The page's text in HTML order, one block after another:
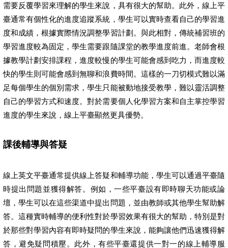
需要反覆學習來理解的學生來說，具有很大的幫助。此外，線上平
臺通常有個性化的進度追蹤系統，學生可以實時查看自己的學習進
度和成績，根據實際情況調整學習計劃。與此相對，傳統補習班的
學習進度較為固定，學生需要跟隨課堂的教學進度前進。老師會根
據教學計劃安排課程，進度較慢的學生可能會感到吃力，而進度較
快的學生則可能會感到無聊和浪費時間。這樣的一刀切模式難以滿
足每個學生的個別需求，學生只能被動地接受教學，難以靈活調整
自己的學習方式和速度。對於需要個人化學習方案和自主掌控學習
進度的學生來說，線上平臺顯然更具優勢。
課後輔導與答疑
線上英文平臺通常提供線上答疑和輔導功能，學生可以通過平臺隨
時提出問題並獲得解答。例如，一些平臺設有即時聊天功能或論
壇，學生可以在這些渠道中提出問題，並由教師或其他學生幫助解
答。這種實時輔導的便利性對於學習效果有很大的幫助，特別是對
於那些對學習內容有即時疑問的學生來說，能夠讓他們迅速獲得解
答，避免疑問積壓。此外，有些平臺還提供一對一的線上輔導服